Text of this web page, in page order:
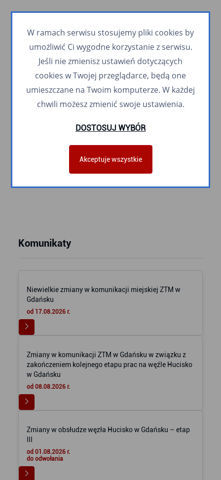
Komunikaty
Niewielkie zmiany w komunikacji miejskiej ZTM w
Gdańsku
od 17.08.2026 r.
Zmiany w komunikacji ZTM w Gdańsku w związku z
zakończeniem kolejnego etapu prac na węźle Hucisko
w Gdańsku
od 08.08.2026 r.
Zmiany w obsłudze węzła Hucisko w Gdańsku – etap
od 01.08.2026 r.
do odwołania
W ramach serwisu stosujemy pliki cookies by
umożliwić Ci wygodne korzystanie z serwisu.
Jeśli nie zmienisz ustawień dotyczących
cookies w Twojej przeglądarce, będą one
umieszczane na Twoim komputerze. W każdej
chwili możesz zmienić swoje ustawienia.
DOSTOSUJ WYBÓR
Akceptuje wszystkie